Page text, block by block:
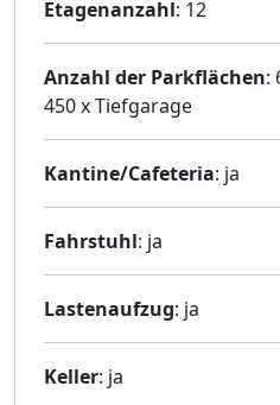
Etagenanzahl: 12
Anzahl der Parkflächen:
450 x Tiefgarage
Kantine/Cafeteria: ja
Fahrstuhl: ja
Lastenaufzug: ja
Keller: ja